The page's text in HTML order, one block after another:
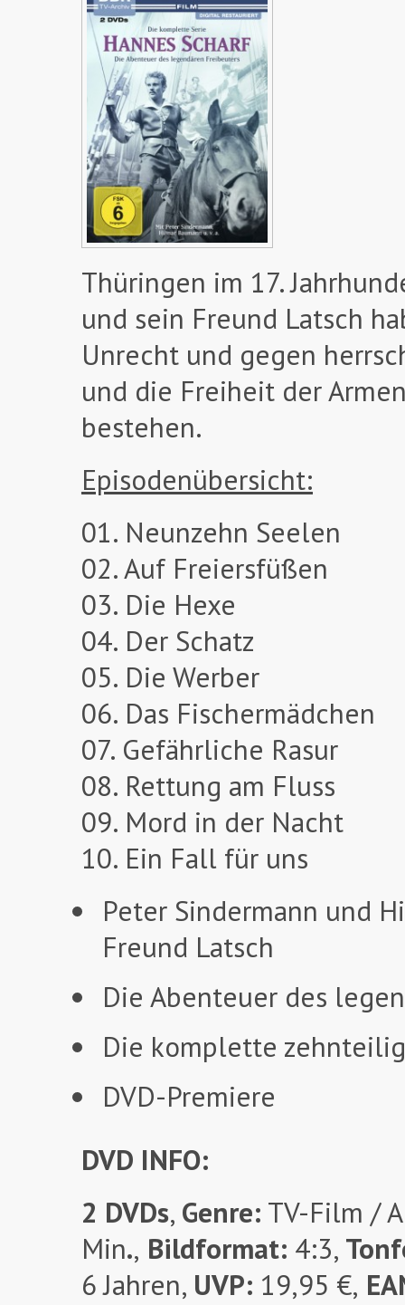
Thüringen im 17.
und sein Freund Latsch
Unrecht und gegen
und die Freiheit der
bestehen.
Episodenübersicht:
01. Neunzehn Seelen
02. Auf Freiersfüßen
03. Die Hexe
04. Der Schatz
05. Die Werber
06. Das Fischermädchen
07. Gefährliche Rasur
08. Rettung am Fluss
09. Mord in der Nacht
10. Ein Fall für uns
Peter Sindermann und
Freund Latsch
Die Abenteuer des
Die komplette
DVD-Premiere
DVD INFO:
2 DVDs, Genre: TV-Film /
Min., Bildformat: 4:3,
6 Jahren, UVP: 19,95 €,